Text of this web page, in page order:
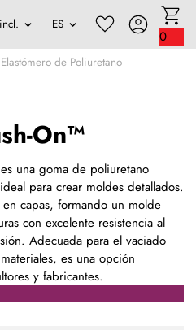
0
Elastómero de Poliuretano
On™
una goma de poliuretano
para crear moldes detallados.
capas, formando un molde
con excelente resistencia al
Adecuada para el vaciado
es una opción
y fabricantes.